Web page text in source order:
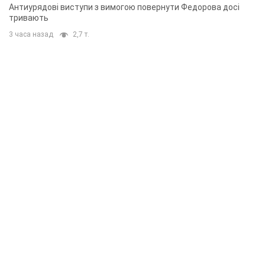
Антиурядові виступи з вимогою повернути Федорова досі
тривають
3 часа назад 2,7 т.